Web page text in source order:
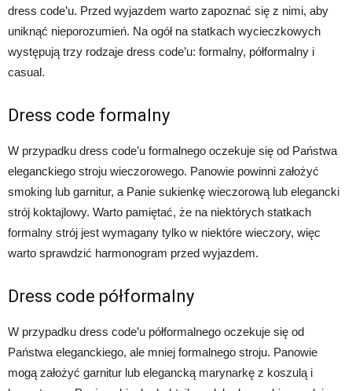
dress code’u. Przed wyjazdem warto zapoznać się z nimi, aby
uniknąć nieporozumień. Na ogół na statkach wycieczkowych
występują trzy rodzaje dress code’u: formalny, półformalny i
casual.
Dress code formalny
W przypadku dress code’u formalnego oczekuje się od Państwa
eleganckiego stroju wieczorowego. Panowie powinni założyć
smoking lub garnitur, a Panie sukienkę wieczorową lub elegancki
strój koktajlowy. Warto pamiętać, że na niektórych statkach
formalny strój jest wymagany tylko w niektóre wieczory, więc
warto sprawdzić harmonogram przed wyjazdem.
Dress code półformalny
W przypadku dress code’u półformalnego oczekuje się od
Państwa eleganckiego, ale mniej formalnego stroju. Panowie
mogą założyć garnitur lub elegancką marynarkę z koszulą i